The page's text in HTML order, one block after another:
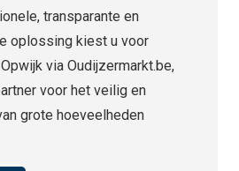
transparante en
oplossing kiest u voor
via Oudijzermarkt.be,
voor het veilig en
grote hoeveelheden